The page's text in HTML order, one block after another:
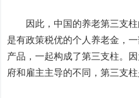
因此，中国的养老第三支柱
是有政策税优的个人养老金，
产品，一起构成了第三支柱。
府和雇主主导的不同，第三支柱